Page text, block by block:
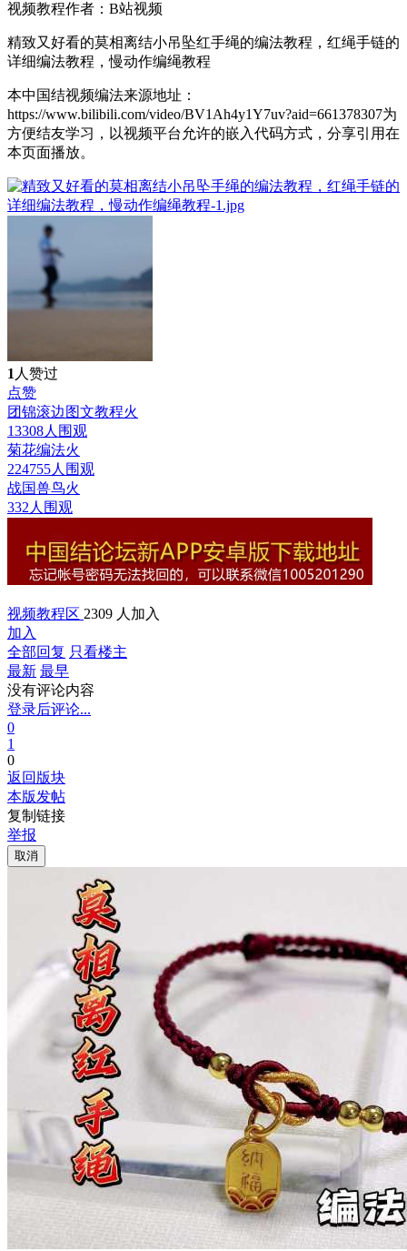
视频教程作者：B站视频
精致又好看的莫相离结小吊坠红手绳的编法教程，红绳手链的
详细编法教程，慢动作编绳教程
本中国结视频编法来源地址：
https://www.bilibili.com/video/BV1Ah4y1Y7uv?aid=661378307为
方便结友学习，以视频平台允许的嵌入代码方式，分享引用在
本页面播放。
1 人赞过
点赞
团锦滚边图文教程火
13308人围观
菊花编法火
224755人围观
战国兽鸟火
332人围观
视频教程区 2309 人加入
加入
全部回复 只看楼主
最新 最早
没有评论内容
登录后评论...
0
1
0
返回版块
本版发帖
复制链接
举报
取消